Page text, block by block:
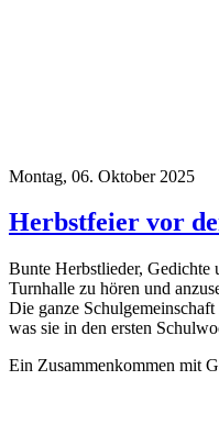
Montag, 06. Oktober 2025
Herbstfeier vor
Bunte Herbstlieder, Gedichte
Turnhalle zu hören und
Die ganze
was sie in den ersten
Ein Zusammenkommen mit